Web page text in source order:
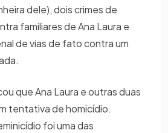
dele), dois crimes de
familiares de Ana Laura e
de vias de fato contra um
que Ana Laura e outras duas
tentativa de homicídio.
foi uma das